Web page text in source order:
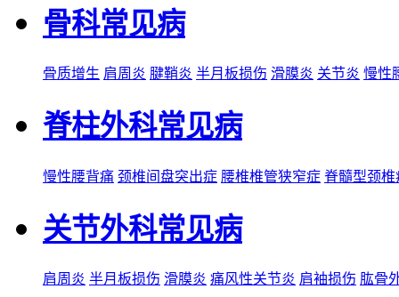
骨科常见病
骨质增生 肩周炎 腱鞘炎 半月板损伤 滑膜炎 关节炎 慢性
脊柱外科常见病
慢性腰背痛 颈椎间盘突出症 腰椎椎管狭窄症 脊髓型颈椎
关节外科常见病
肩周炎 半月板损伤 滑膜炎 痛风性关节炎 肩袖损伤 肱骨